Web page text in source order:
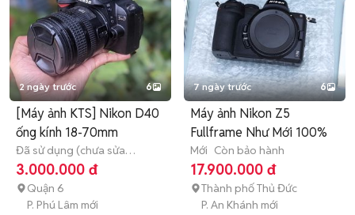
2 ngày trước 6
[Máy ảnh KTS] Nikon D40
ống kính 18-70mm
Đã sử dụng (chưa sửa
chữa) 3 tháng
3.000.000 đ
Quận 6
P. Phú Lâm mới
7 ngày trước 6
Máy ảnh Nikon Z5
Fullframe Như Mới 100%
Mới Còn bảo hành
17.900.000 đ
Thành phố Thủ Đức
P. An Khánh mới